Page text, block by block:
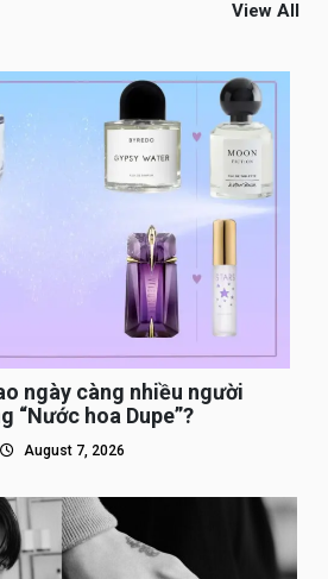
View All
ngày càng nhiều người
“Nước hoa Dupe”?
August 7, 2026